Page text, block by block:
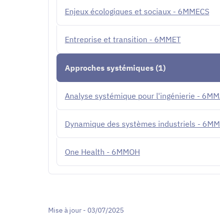
Enjeux écologiques et sociaux - 6MMECS
Entreprise et transition - 6MMET
Approches systémiques (1)
Analyse systémique pour l'ingénierie -
Dynamique des systèmes industriels -
One Health - 6MMOH
Mise à jour - 03/07/2025